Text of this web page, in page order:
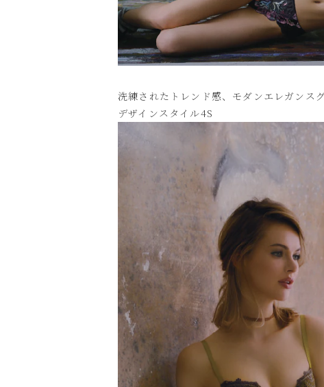
洗練されたトレンド感、モダンエレガンス
デザインスタイル4S